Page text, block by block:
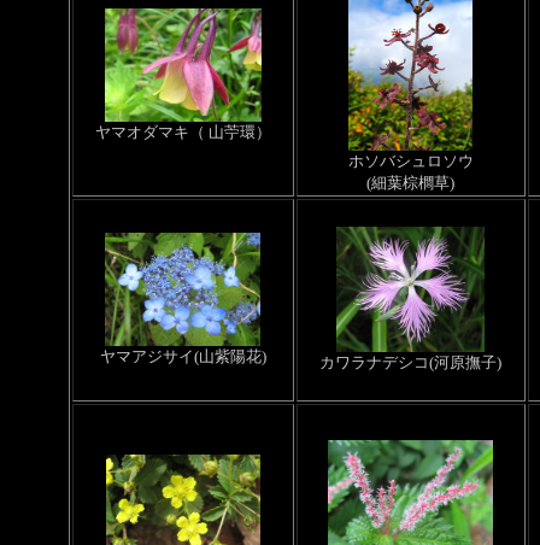
ヤマオダマキ（ 山苧環）
ホソバシュロソウ
(細葉棕櫚草)
ヤマアジサイ(山紫陽花) カワラナデシコ(河原撫子)